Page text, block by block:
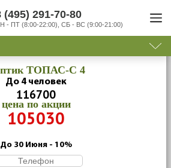
ТОПАС-C 4
До 4 человек
116700
цена по акции
105030
До 30 Июня - 10%
(495) 291-70-80
- ПТ (8:00-22:00), СБ - ВС (9:00-21:00)